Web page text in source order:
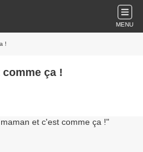
MENU
!
ça !